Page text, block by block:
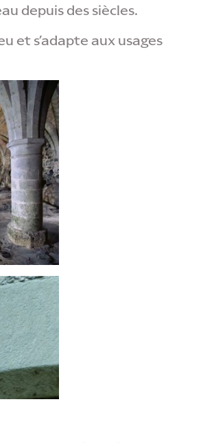
depuis des siècles.
et s’adapte aux usages